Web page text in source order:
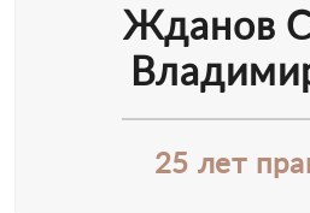
Жданов
25 лет